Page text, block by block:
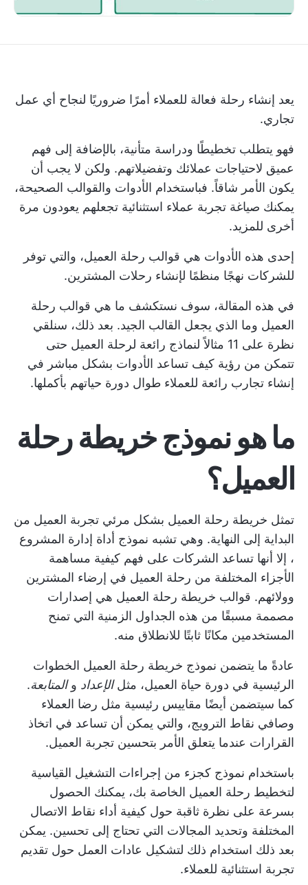
يعد إنشاء رحلة فعالة للعملاء أمرًا ضروريًا لنجاح أي عمل
تجاري.
فهو يتطلب تخطيطًا ودراسة متأنية، بالإضافة إلى فهم
عميق لاحتياجات عملائك وتفضيلاتهم. ولكن لا يجب أن
يكون الأمر شاقاً. فباستخدام الأدوات والقوالب الصحيحة،
يمكنك صياغة تجربة عملاء استثنائية تجعلهم يعودون مرة
أخرى للمزيد.
إحدى هذه الأدوات هي قوالب رحلة العميل، والتي توفر
للشركات نهجًا منظمًا لإنشاء رحلات المشترين.
في هذه المقالة، سوف نستكشف ما هي قوالب رحلة
العميل وما الذي يجعل القالب الجيد. بعد ذلك، سنلقي
نظرة على 11 مثالاً لنماذج رائعة لرحلة العميل حتى
تتمكن من رؤية كيف تساعد الأدوات بشكل مباشر في
إنشاء تجارب رائعة للعملاء طوال دورة حياتهم بأكملها.
ما هو نموذج خريطة رحلة
العميل؟
تمثل خريطة رحلة العميل بشكل مرئي تجربة العميل من
البداية إلى النهاية. وهي تشبه نموذج أداة إدارة المشروع
، إلا أنها تساعد الشركات على فهم كيفية مساهمة
الأجزاء المختلفة من رحلة العميل في إرضاء المشترين
وولائهم. قوالب خريطة رحلة العميل هي إصدارات
مصممة مسبقًا من هذه الجداول الزمنية التي تمنح
المستخدمين مكانًا ثابتًا للانطلاق منه.
عادةً ما يتضمن نموذج خريطة رحلة العميل الخطوات
الرئيسية في دورة حياة العميل، مثلالإعداد والمتابعة.
كما سيتضمن أيضًا مقاييس رئيسية مثل رضا العملاء
وصافي نقاط الترويج، والتي يمكن أن تساعد في اتخاذ
القرارات عندما يتعلق الأمر بتحسين تجربة العميل.
باستخدام نموذج كجزء من إجراءات التشغيل القياسية
لتخطيط رحلة العميل الخاصة بك، يمكنك الحصول
بسرعة على نظرة ثاقبة حول كيفية أداء نقاط الاتصال
المختلفة وتحديد المجالات التي تحتاج إلى تحسين. يمكن
بعد ذلك استخدام ذلك لتشكيل عادات العمل حول تقديم
تجربة استثنائية للعملاء.